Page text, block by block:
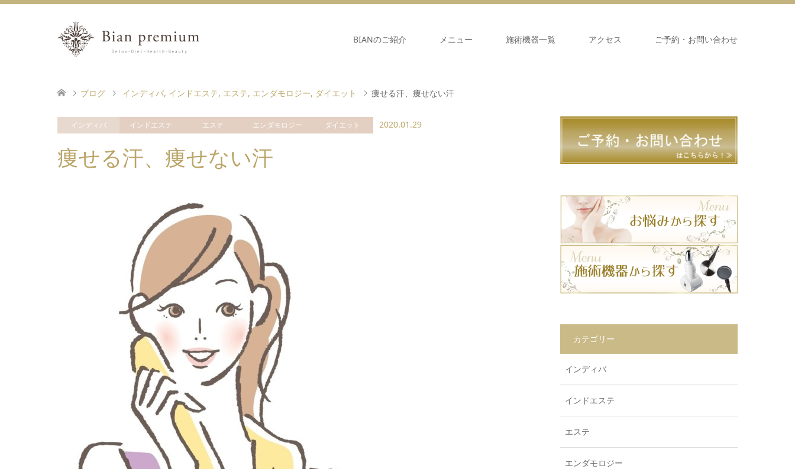
BIANのご紹介 メニュー 施術機器一覧 アクセス ご予約・お問い合わせ
ブログ インディバ, インドエステ, エステ, エンダモロジー, ダイエット 痩せる汗、痩せない汗
インディバ インドエステ エステ エンダモロジー ダイエット 2020.01.29
痩せる汗、痩せない汗
カテゴリー
インディバ
インドエステ
エステ
エンダモロジー